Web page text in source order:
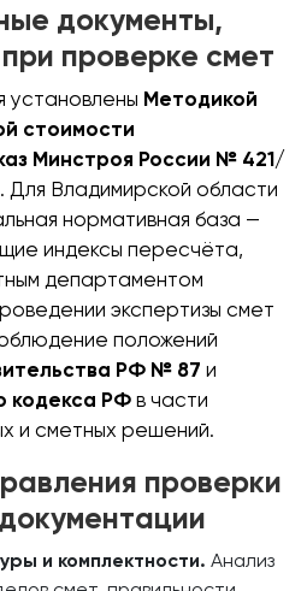
документы,
проверке смет
установлены Методикой
стоимости
Минстроя России № 421/
. Для Владимирской области
нормативная база —
индексы пересчёта,
департаментом
экспертизы смет
положений
РФ № 87 и
кодекса РФ в части
и сметных решений.
проверки
и комплектности. Анализ